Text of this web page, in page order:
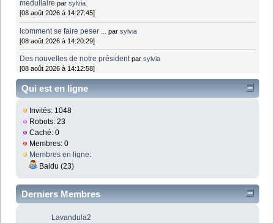
médullaire parsylvia
[08 août 2026 à 14:27:45]
lcomment se faire peser ... parsylvia
[08 août 2026 à 14:20:29]
Des nouvelles de notre président parsylvia
[08 août 2026 à 14:12:58]
Qui est en ligne
Invités: 1048
Robots: 23
Caché: 0
Membres: 0
Membres en ligne:
Baidu (23)
Derniers Membres
Lavandula2